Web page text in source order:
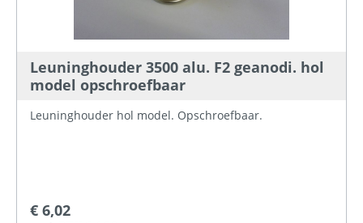
Leuninghouder 3500 alu. F2 geanodi. hol
model opschroefbaar
Leuninghouder hol model. Opschroefbaar.
€ 6,02